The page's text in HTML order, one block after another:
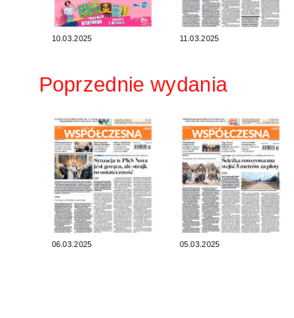
10.03.2025 11.03.2025
Poprzednie wydania
06.03.2025 05.03.2025